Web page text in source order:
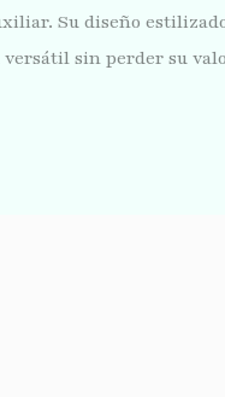
Su diseño
sin perder su